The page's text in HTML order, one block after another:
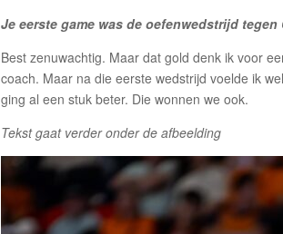
Je eerste game was de oefenwedstrijd
Best zenuwachtig. Maar dat gold denk ik voor
coach. Maar na die eerste wedstrijd voelde ik
ging al een stuk beter. Die wonnen we ook.
Tekst gaat verder onder de afbeelding